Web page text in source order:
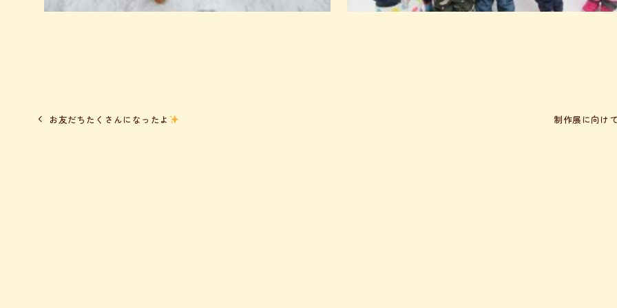
お友だちたくさんになったよ 制作展に向け